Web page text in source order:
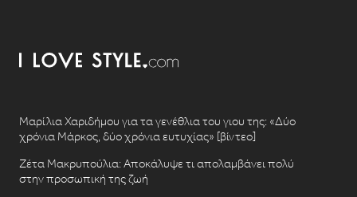
Μαρίλια Χαριδήμου για τα γενέθλια του γιου της: «Δύο
χρόνια Μάρκος, δύο χρόνια ευτυχίας» [βίντεο]
Ζέτα Μακρυπούλια: Αποκάλυψε τι απολαμβάνει πολύ
στην προσωπική της ζωή